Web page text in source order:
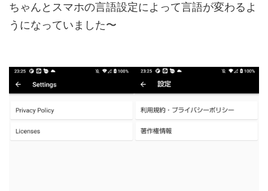
ちゃんとスマホの言語設定によって言語が変わるよ
うになっていました〜